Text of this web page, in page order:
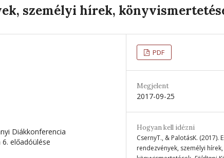
személyi hírek,
Diákkonferencia
előadóülése
PDF
Megjelent
2017-09-25
Hogyan kell idézni
CsernyT., & PalotásK. (2017).
rendezvények, személyi hírek,